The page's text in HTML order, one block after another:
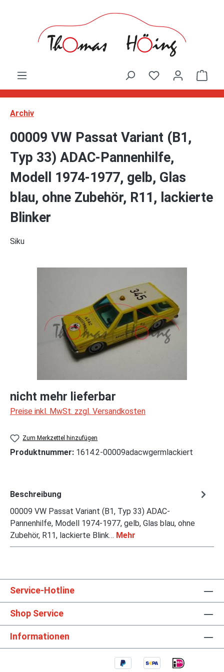
Archiv
00009 VW Passat Variant (B1,
Typ 33) ADAC-Pannenhilfe,
Modell 1974-1977, gelb, Glas
blau, ohne Zubehör, R11, lackierte
Blinker
Siku
nicht mehr lieferbar
Preise inkl. MwSt. zzgl. Versandkosten
Zum Merkzettel hinzufügen
Produktnummer: 1614.2-00009adacwgermlackiert
Beschreibung
00009 VW Passat Variant (B1, Typ 33) ADAC-
Pannenhilfe, Modell 1974-1977, gelb, Glas blau, ohne
Zubehör, R11, lackierte Blink… Mehr
Service-Hotline
Shop Service
Informationen